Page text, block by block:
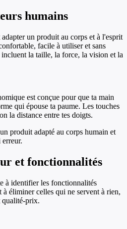
humains
un produit au corps et à l'esprit
facile à utiliser et sans
la taille, la force, la vision et la
est conçue pour que ta main
qui épouse ta paume. Les touches
la distance entre tes doigts.
produit adapté au corps humain et
et fonctionnalités
à identifier les fonctionnalités
éliminer celles qui ne servent à rien,
prix.